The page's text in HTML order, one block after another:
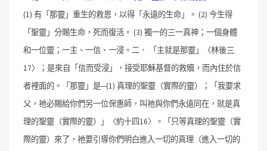
(1) 有「那靈」重生的救恩，以得「永遠的生命」。 (2) 今生得
「聖靈」分賜生命，死而復活。 (3) 獨一的三一真神；一個身體
和一位靈；一主、一信、一浸。 二． 「主就是那靈」〈林後三
17〉；是來自「信而受浸」，接受耶穌基督的救贖，而內住於信
者裡面的。「那靈」是─(1) 真理的聖靈（實際的靈）；「我要求
父，祂必賜給你們另一位保惠師，叫祂與你們永遠同在，就是真
理的聖靈（實際的靈）」〈約十四16〉。「只等真理的聖靈（實
際的靈）來了，祂要引導你們明白進入一切的真理（進入一切的